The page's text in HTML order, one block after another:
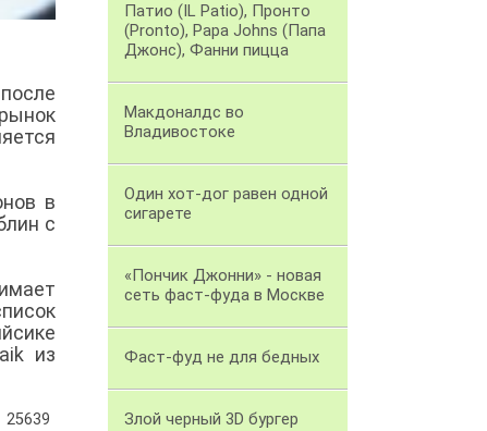
в
с
из
25639
Патио (IL Patio), Пронто
(Pronto), Papa Johns (Папа
Джонс), Фанни пицца
Макдоналдс во
Владивостоке
Один хот-дог равен одной
сигарете
«Пончик Джонни» - новая
сеть фаст-фуда в Москве
Фаст-фуд не для бедных
Злой черный 3D бургер